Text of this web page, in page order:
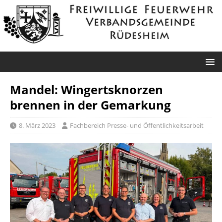
Mandel: Wingertsknorzen
brennen in der Gemarkung
8. März 2023 Fachbereich Presse- und Öffentlichkeitsarbeit